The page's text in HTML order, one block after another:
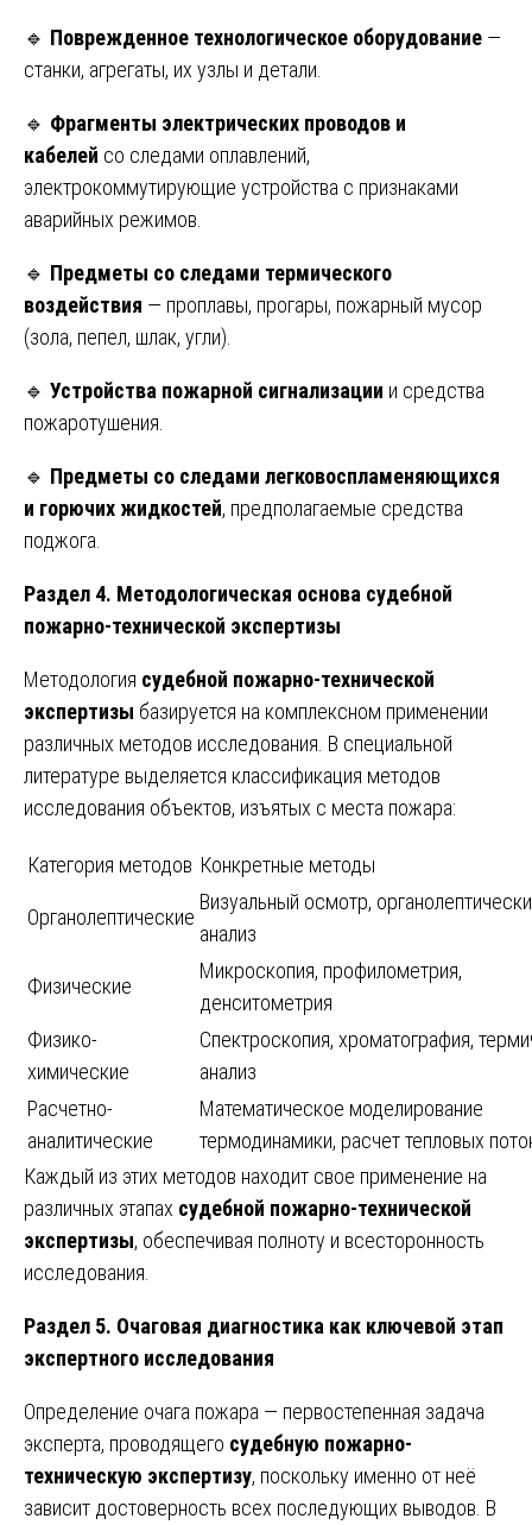
🔹 Поврежденное технологическое оборудование —
станки, агрегаты, их узлы и детали.
🔹 Фрагменты электрических проводов и
кабелей со следами оплавлений,
электрокоммутирующие устройства с признаками
аварийных режимов.
🔹 Предметы со следами термического
воздействия — проплавы, прогары, пожарный мусор
(зола, пепел, шлак, угли).
🔹 Устройства пожарной сигнализации и средства
пожаротушения.
🔹 Предметы со следами легковоспламеняющихся
и горючих жидкостей, предполагаемые средства
поджога.
Раздел 4. Методологическая основа судебной
пожарно-технической экспертизы
Методология судебной пожарно-технической
экспертизы базируется на комплексном применении
различных методов исследования. В специальной
литературе выделяется классификация методов
исследования объектов, изъятых с места пожара:
Категория методов Конкретные методы
Органолептические
Визуальный осмотр,
анализ
Физические
Микроскопия, профилометрия,
денситометрия
Физико-
химические
Спектроскопия, хроматография,
анализ
Расчетно-
аналитические
Математическое моделирование
термодинамики, расчет тепловых
Каждый из этих методов находит свое применение на
различных этапах судебной пожарно-технической
экспертизы, обеспечивая полноту и всесторонность
исследования.
Раздел 5. Очаговая диагностика как ключевой этап
экспертного исследования
Определение очага пожара — первостепенная задача
эксперта, проводящего судебную пожарно-
техническую экспертизу, поскольку именно от неё
зависит достоверность всех последующих выводов. В